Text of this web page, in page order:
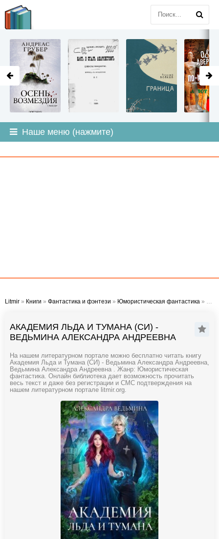
Наше меню (нажмите)
Litmir » Книги » Фантастика и фэнтези » Юмористическая фантастика » Академия Льда и Тумана (СИ) - Ведьмина Александра Андреевна
АКАДЕМИЯ ЛЬДА И ТУМАНА (СИ) -
ВЕДЬМИНА АЛЕКСАНДРА АНДРЕЕВНА
На нашем литературном портале можно бесплатно читать книгу
Академия Льда и Тумана (СИ) - Ведьмина Александра Андреевна,
Ведьмина Александра Андреевна . Жанр: Юмористическая
фантастика. Онлайн библиотека дает возможность прочитать
весь текст и даже без регистрации и СМС подтверждения на
нашем литературном портале litmir.org.
LITMIR.ORG